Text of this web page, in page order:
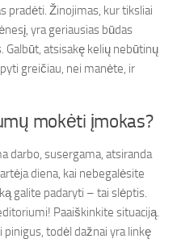
pradėti. Žinojimas, kur tiksliai
yra geriausias būdas
Galbūt, atsisakę kelių nebūtinų
greičiau, nei manėte, ir
mokėti įmokas?
darbo, susergama, atsiranda
diena, kai nebegalėsite
galite padaryti – tai slėptis.
Paaiškinkite situaciją.
todėl dažnai yra linkę